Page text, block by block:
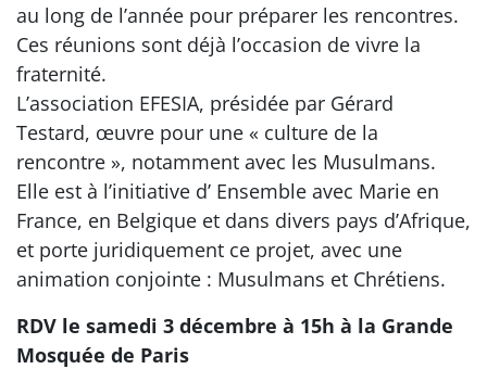
au long de l’année pour préparer les rencontres.
Ces réunions sont déjà l’occasion de vivre la
fraternité.
L’association EFESIA, présidée par Gérard
Testard, œuvre pour une « culture de la
rencontre », notamment avec les Musulmans.
Elle est à l’initiative d’ Ensemble avec Marie en
France, en Belgique et dans divers pays d’Afrique,
et porte juridiquement ce projet, avec une
animation conjointe : Musulmans et Chrétiens.
RDV le samedi 3 décembre à 15h à la Grande
Mosquée de Paris